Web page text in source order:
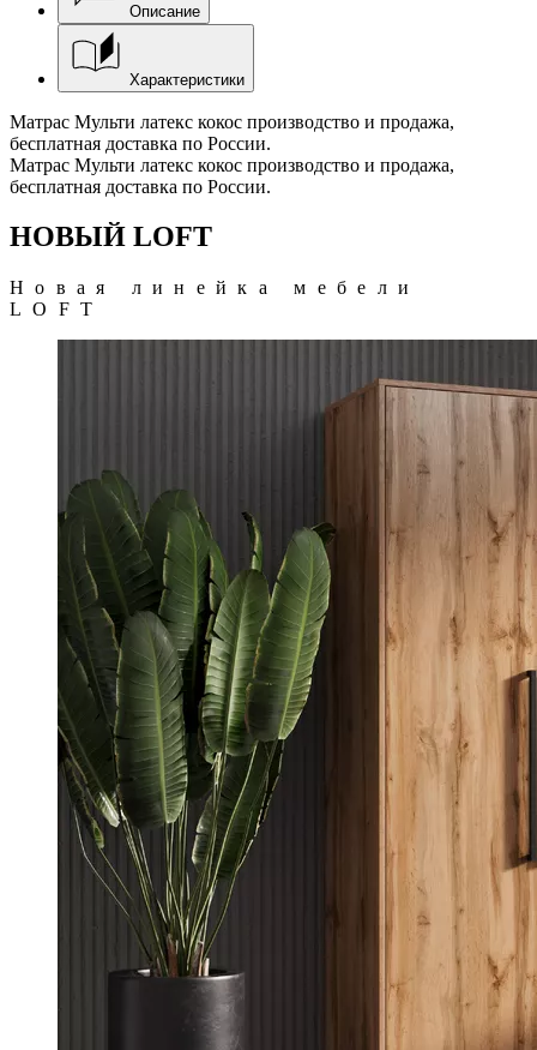
Описание
Характеристики
Матрас Мульти латекс кокос производство и продажа,
бесплатная доставка по России.
Матрас Мульти латекс кокос производство и продажа,
бесплатная доставка по России.
НОВЫЙ LOFT
Новая линейка мебели
LOFT